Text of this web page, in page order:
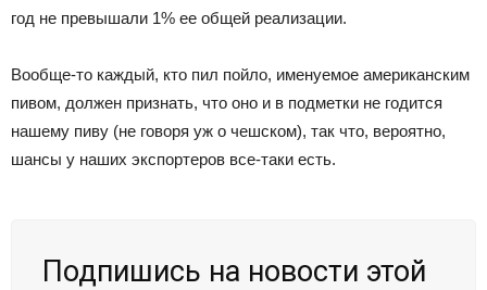
год не превышали 1% ее общей реализации.
Вообще-то каждый, кто пил пойло, именуемое американским
пивом, должен признать, что оно и в подметки не годится
нашему пиву (не говоря уж о чешском), так что, вероятно,
шансы у наших экспортеров все-таки есть.
Подпишись на новости этой